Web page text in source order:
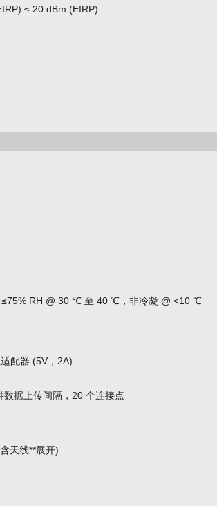
≤ 20 dBm (EIRP)
RH @ 30 ℃ 至 40 ℃，非冷凝 @ <10 ℃
配器 (5V，2A)
据上传间隔，20 个连接点
天线**展开)